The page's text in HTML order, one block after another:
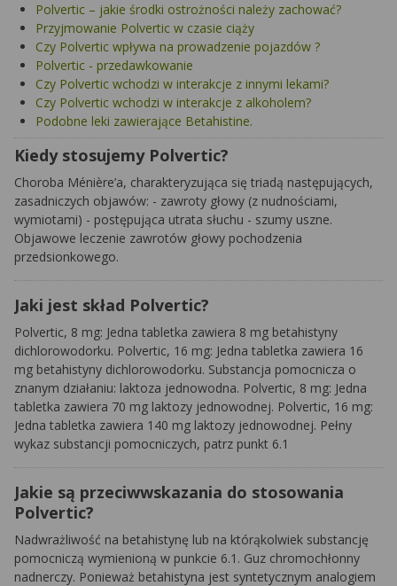
Polvertic – jakie środki ostrożności należy zachować?
Przyjmowanie Polvertic w czasie ciąży
Czy Polvertic wpływa na prowadzenie pojazdów ?
Polvertic - przedawkowanie
Czy Polvertic wchodzi w interakcje z innymi lekami?
Czy Polvertic wchodzi w interakcje z alkoholem?
Podobne leki zawierające Betahistine.
Kiedy stosujemy Polvertic?
Choroba Ménière’a, charakteryzująca się triadą następujących,
zasadniczych objawów: - zawroty głowy (z nudnościami,
wymiotami) - postępująca utrata słuchu - szumy uszne.
Objawowe leczenie zawrotów głowy pochodzenia
przedsionkowego.
Jaki jest skład Polvertic?
Polvertic, 8 mg: Jedna tabletka zawiera 8 mg betahistyny
dichlorowodorku. Polvertic, 16 mg: Jedna tabletka zawiera 16
mg betahistyny dichlorowodorku. Substancja pomocnicza o
znanym działaniu: laktoza jednowodna. Polvertic, 8 mg: Jedna
tabletka zawiera 70 mg laktozy jednowodnej. Polvertic, 16 mg:
Jedna tabletka zawiera 140 mg laktozy jednowodnej. Pełny
wykaz substancji pomocniczych, patrz punkt 6.1
Jakie są przeciwwskazania do stosowania
Polvertic?
Nadwrażliwość na betahistynę lub na którąkolwiek substancję
pomocniczą wymienioną w punkcie 6.1. Guz chromochłonny
nadnerczy. Ponieważ betahistyna jest syntetycznym analogiem